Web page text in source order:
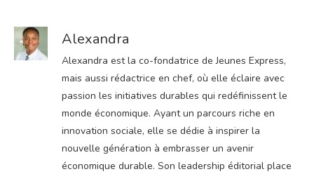
Alexandra
Alexandra est la co-fondatrice de Jeunes Express,
mais aussi rédactrice en chef, où elle éclaire avec
passion les initiatives durables qui redéfinissent le
monde économique. Ayant un parcours riche en
innovation sociale, elle se dédie à inspirer la
nouvelle génération à embrasser un avenir
économique durable. Son leadership éditorial place